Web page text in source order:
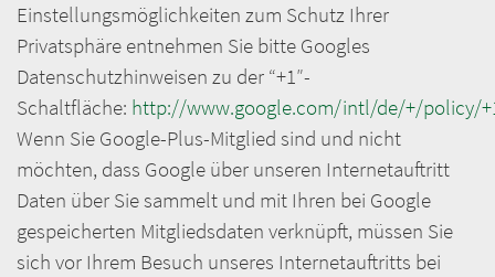
Einstellungsmöglichkeiten zum Schutz Ihrer
Privatsphäre entnehmen Sie bitte Googles
Datenschutzhinweisen zu der “+1″-
Schaltfläche: http://www.google.com/intl/de/+/policy/
Wenn Sie Google-Plus-Mitglied sind und nicht
möchten, dass Google über unseren Internetauftritt
Daten über Sie sammelt und mit Ihren bei Google
gespeicherten Mitgliedsdaten verknüpft, müssen Sie
sich vor Ihrem Besuch unseres Internetauftritts bei